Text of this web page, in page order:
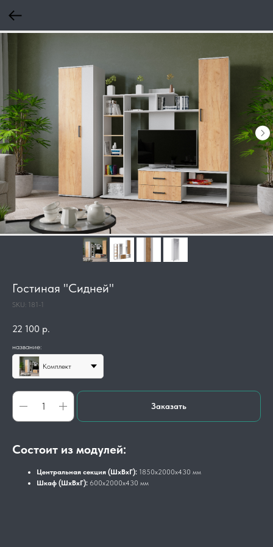
Гостиная "Сидней"
SKU: 181-1
22 100 р.
название:
Комплект
Заказать
Состоит из модулей:
Центральная секция (ШхВхГ): 1850х2000х430 мм
Шкаф (ШхВхГ): 600х2000х430 мм